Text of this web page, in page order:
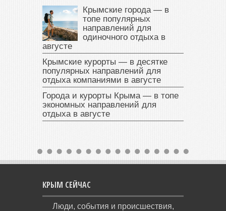
Крымские города — в
топе популярных
направлений для
одиночного отдыха в
августе
Крымские курорты — в десятке
популярных направлений для
отдыха компаниями в августе
Города и курорты Крыма — в топе
экономных направлений для
отдыха в августе
КРЫМ СЕЙЧАС
Люди, события и происшествия,